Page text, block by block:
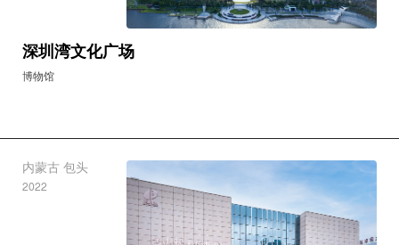
深圳湾文化广场
博物馆
内蒙古 包头
2022